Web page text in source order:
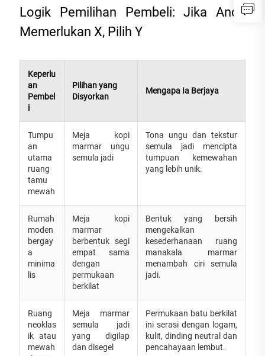
Logik Pemilihan Pembeli: Jika Anda
Memerlukan X, Pilih Y
Keperlu
an
Pembel
i
Pilihan yang
Disyorkan
Mengapa Ia Berjaya
Tumpu
an
utama
ruang
tamu
mewah
Meja kopi
marmar ungu
semula jadi
Tona ungu dan tekstur
semula jadi mencipta
tumpuan kemewahan
yang lebih unik.
Rumah
moden
bergay
a
minima
lis
Meja kopi
marmar
berbentuk segi
empat sama
dengan
permukaan
berkilat
Bentuk yang bersih
mengekalkan
kesederhanaan ruang
manakala marmar
menambah ciri semula
jadi.
Ruang
neoklas
ik atau
mewah
Meja marmar
semula jadi
yang digilap
dan disegel
Permukaan batu berkilat
ini serasi dengan logam,
kulit, dinding neutral dan
pencahayaan lembut.